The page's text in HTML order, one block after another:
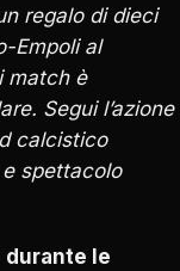
regalo di dieci
Empoli al
match è
Segui l’azione
calcistico
spettacolo
durante le